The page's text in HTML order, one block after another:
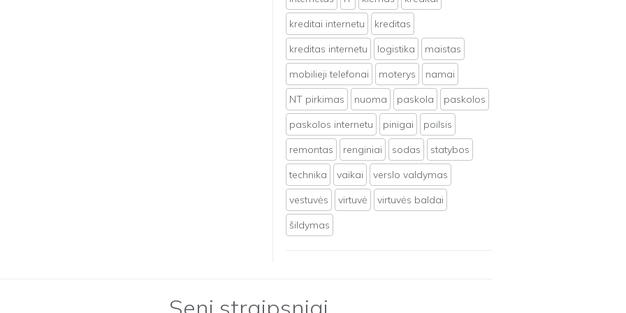
kreditai internetu
kreditas
kreditas internetu
logistika
maistas
mobilieji telefonai
moterys
namai
NT pirkimas
nuoma paskola
paskolos
paskolos internetu
pinigai
poilsis
remontas
renginiai sodas
statybos
technika
vaikai
verslo valdymas
vestuvės
virtuvė
virtuvės baldai
šildymas
Seni straipsniai